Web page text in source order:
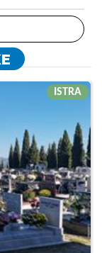
ISTRA